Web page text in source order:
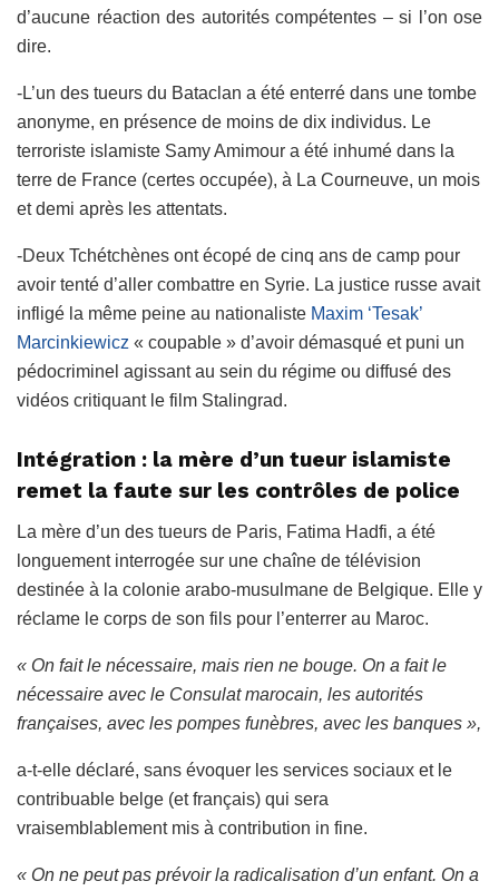
d’aucune réaction des autorités compétentes – si l’on ose
dire.
-L’un des tueurs du Bataclan a été enterré dans une tombe
anonyme, en présence de moins de dix individus. Le
terroriste islamiste Samy Amimour a été inhumé dans la
terre de France (certes occupée), à La Courneuve, un mois
et demi après les attentats.
-Deux Tchétchènes ontécopé de cinq ans de camp pour
avoir tenté d’aller combattre en Syrie. La justice russe avait
infligé la même peine au nationaliste Maxim ‘Tesak’
Marcinkiewicz « coupable » d’avoir démasqué et puni un
pédocriminel agissant au sein du régime ou diffusé des
vidéos critiquant le film Stalingrad.
Intégration : la mère d’un tueur islamiste
remet la faute sur les contrôles de police
La mère d’un des tueurs de Paris, Fatima Hadfi, a été
longuement interrogée sur une chaîne de télévision
destinée à la colonie arabo-musulmane de Belgique. Elle y
réclame le corps de son fils pour l’enterrer au Maroc.
« On fait le nécessaire, mais rien ne bouge. On a fait le
nécessaire avec le Consulat marocain, les autorités
françaises, avec les pompes funèbres, avec les banques »,
a-t-elle déclaré, sans évoquer les services sociaux et le
contribuable belge (et français) qui sera
vraisemblablement mis à contribution in fine.
« On ne peut pas prévoir la radicalisation d’un enfant. On a